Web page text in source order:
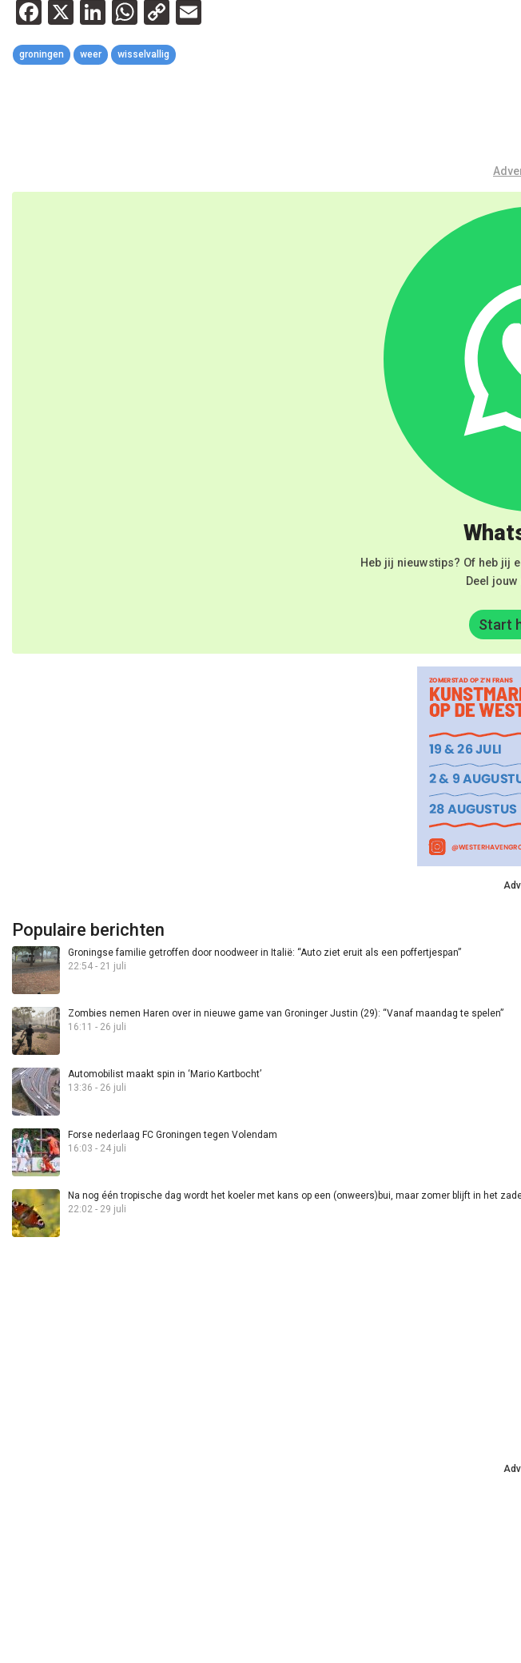
Facebook
X LinkedIn
WhatsApp
Copy
Link
groningen weer wisselvallig
Heb jij nieuwstips? Of heb jij
Deel
Start
Populaire berichten
Groningse familie getroffen door noodweer in Italië: “Auto ziet eruit als een poffertjespan”
22:54 - 21 juli
Zombies nemen Haren over in nieuwe game van Groninger Justin (29): “Vanaf maandag te spelen”
16:11 - 26 juli
Automobilist maakt spin in ‘Mario Kartbocht’
13:36 - 26 juli
Forse nederlaag FC Groningen tegen Volendam
16:03 - 24 juli
Na nog één tropische dag wordt het koeler met kans op een (onweers)bui, maar zomer blijft in het
22:02 - 29 juli